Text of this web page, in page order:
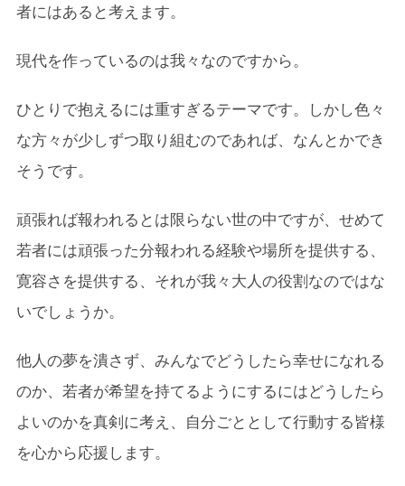
者にはあると考えます。
現代を作っているのは我々なのですから。
ひとりで抱えるには重すぎるテーマです。しかし色々
な方々が少しずつ取り組むのであれば、なんとかでき
そうです。
頑張れば報われるとは限らない世の中ですが、せめて
若者には頑張った分報われる経験や場所を提供する、
寛容さを提供する、それが我々大人の役割なのではな
いでしょうか。
他人の夢を潰さず、みんなでどうしたら幸せになれる
のか、若者が希望を持てるようにするにはどうしたら
よいのかを真剣に考え、自分ごととして行動する皆様
を心から応援します。